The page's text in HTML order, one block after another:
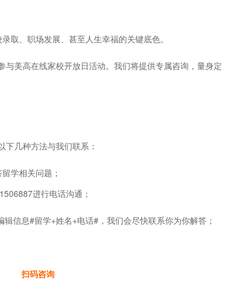
取、职场发展、甚至人生幸福的关键底色。
美高在线家校开放日活动。我们将提供专属咨询，量身定
几种方法与我们联系：
学相关问题；
进行电话沟通；
信息#留学+姓名+电话#，我们会尽快联系你为你解答；
扫码咨询